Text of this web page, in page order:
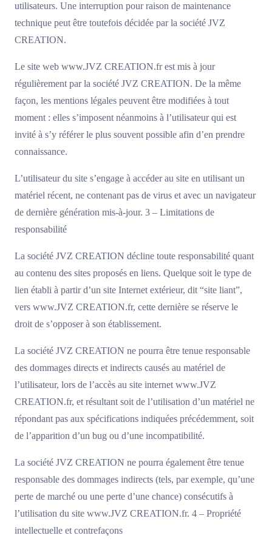
utilisateurs. Une interruption pour raison de maintenance
technique peut être toutefois décidée par la société JVZ
CREATION.
Le site web www.JVZ CREATION.fr est mis à jour
régulièrement par la société JVZ CREATION. De la même
façon, les mentions légales peuvent être modifiées à tout
moment : elles s’imposent néanmoins à l’utilisateur qui est
invité à s’y référer le plus souvent possible afin d’en prendre
connaissance.
L’utilisateur du site s’engage à accéder au site en utilisant un
matériel récent, ne contenant pas de virus et avec un navigateur
de dernière génération mis-à-jour. 3 – Limitations de
responsabilité
La société JVZ CREATION décline toute responsabilité quant
au contenu des sites proposés en liens. Quelque soit le type de
lien établi à partir d’un site Internet extérieur, dit “site liant”,
vers www.JVZ CREATION.fr, cette dernière se réserve le
droit de s’opposer à son établissement.
La société JVZ CREATION ne pourra être tenue responsable
des dommages directs et indirects causés au matériel de
l’utilisateur, lors de l’accès au site internet www.JVZ
CREATION.fr, et résultant soit de l’utilisation d’un matériel ne
répondant pas aux spécifications indiquées précédemment, soit
de l’apparition d’un bug ou d’une incompatibilité.
La société JVZ CREATION ne pourra également être tenue
responsable des dommages indirects (tels, par exemple, qu’une
perte de marché ou une perte d’une chance) consécutifs à
l’utilisation du site www.JVZ CREATION.fr. 4 – Propriété
intellectuelle et contrefaçons